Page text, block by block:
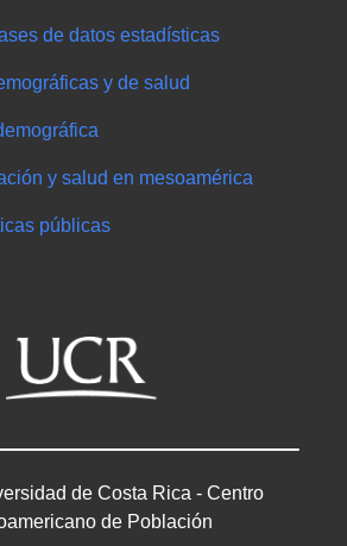
de datos estadísticas
y de salud
y salud en mesoamérica
públicas
de Costa Rica - Centro
de Población